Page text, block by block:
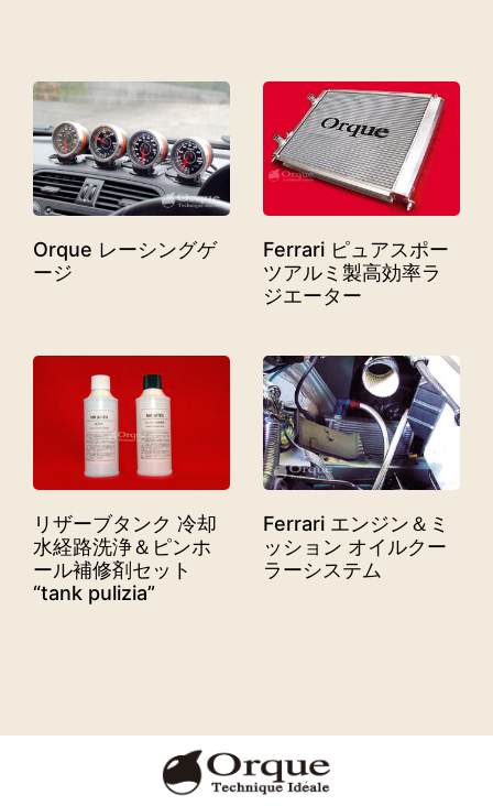
Orque レーシングゲ
ージ
Ferrari ピュアスポー
ツアルミ製高効率ラ
ジエーター
リザーブタンク 冷却
水経路洗浄＆ピンホ
ール補修剤セット
“tank pulizia”
Ferrari エンジン＆ミ
ッション オイルクー
ラーシステム